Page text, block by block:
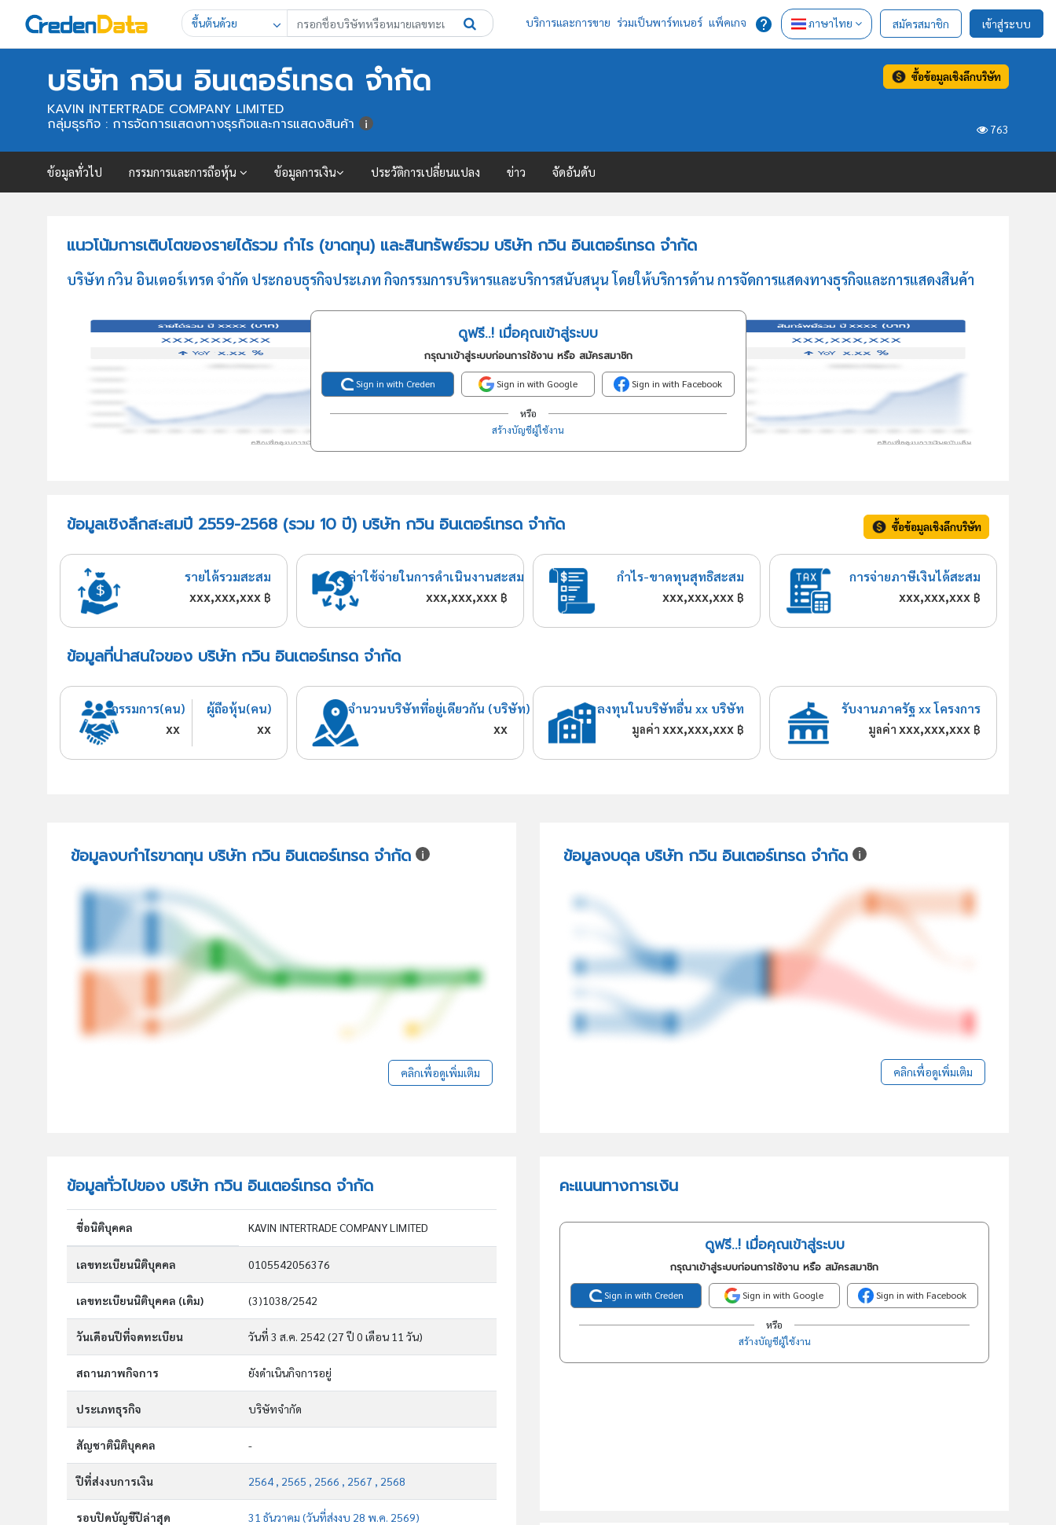
ขึ้นต้นด้วย บริการและการขาย ร่วมเป็นพาร์ทเนอร์ แพ็คเกจ ภาษาไทย สมัครสมาชิก เข้าสู่ระบบ
บริษัท กวิน อินเตอร์เทรด จำกัด ซื้อข้อมูลเชิงลึกบริษัท
KAVIN INTERTRADE COMPANY LIMITED
763
กลุ่มธุรกิจ : การจัดการแสดงทางธุรกิจและการแสดงสินค้า
ข้อมูลทั่วไป กรรมการและการถือหุ้น ข้อมูลการเงิน ประวัติการเปลี่ยนแปลง ข่าว จัดอันดับ
แนวโน้มการเติบโตของรายได้รวม กำไร (ขาดทุน) และสินทรัพย์รวม บริษัท กวิน อินเตอร์เทรด จำกัด
บริษัท กวิน อินเตอร์เทรด จำกัด ประกอบธุรกิจประเภท กิจกรรมการบริหารและบริการสนับสนุน โดยให้บริการด้าน การจัดการแสดงทางธุรกิจและการแสดงสินค้า
ดูฟรี..! เมื่อคุณเข้าสู่ระบบ
กรุณาเข้าสู่ระบบก่อนการใช้งาน หรือ สมัครสมาชิก
Sign in with Creden Sign in with Google Sign in with Facebook
หรือ
สร้างบัญชีผู้ใช้งาน
ข้อมูลเชิงลึกสะสมปี 2559-2568 (รวม 10 ปี) บริษัท กวิน อินเตอร์เทรด จำกัด ซื้อข้อมูลเชิงลึกบริษัท
รายได้รวมสะสม
xxx,xxx,xxx ฿
ค่าใช้จ่ายในการดำเนินงานสะสม
xxx,xxx,xxx ฿
กำไร-ขาดทุนสุทธิสะสม
xxx,xxx,xxx ฿
การจ่ายภาษีเงินได้สะสม
xxx,xxx,xxx ฿
ข้อมูลที่น่าสนใจของ บริษัท กวิน อินเตอร์เทรด จำกัด
กรรมการ(คน)
xx
ผู้ถือหุ้น(คน)
xx
จำนวนบริษัทที่อยู่เดียวกัน (บริษัท)
xx
ลงทุนในบริษัทอื่น xx บริษัท
มูลค่าxxx,xxx,xxx ฿
รับงานภาครัฐ xx โครงการ
มูลค่าxxx,xxx,xxx ฿
ข้อมูลงบกำไรขาดทุน บริษัท กวิน อินเตอร์เทรด จำกัด
คลิกเพื่อดูเพิ่มเติม
ข้อมูลงบดุล บริษัท กวิน อินเตอร์เทรด จำกัด
คลิกเพื่อดูเพิ่มเติม
ข้อมูลทั่วไปของ บริษัท กวิน อินเตอร์เทรด จำกัด
ชื่อนิติบุคคล KAVIN INTERTRADE COMPANY LIMITED
เลขทะเบียนนิติบุคคล 0105542056376
เลขทะเบียนนิติบุคคล (เดิม) (3)1038/2542
วันเดือนปีที่จดทะเบียน วันที่ 3 ส.ค. 2542 (27 ปี 0 เดือน 11 วัน)
สถานภาพกิจการ ยังดำเนินกิจการอยู่
ประเภทธุรกิจ บริษัทจำกัด
สัญชาตินิติบุคคล -
ปีที่ส่งงบการเงิน 2564 , 2565 , 2566 , 2567 , 2568
รอบปิดบัญชีปีล่าสุด 31 ธันวาคม (วันที่ส่งงบ 28 พ.ค. 2569)
คะแนนทางการเงิน
ดูฟรี..! เมื่อคุณเข้าสู่ระบบ
กรุณาเข้าสู่ระบบก่อนการใช้งาน หรือ สมัครสมาชิก
Sign in with Creden Sign in with Google Sign in with Facebook
หรือ
สร้างบัญชีผู้ใช้งาน